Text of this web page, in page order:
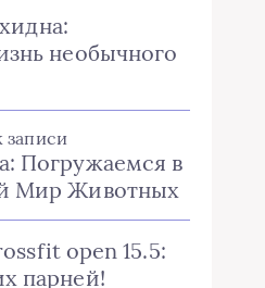
необычного
записи
Погружаемся в
Мир Животных
open 15.5:
парней!